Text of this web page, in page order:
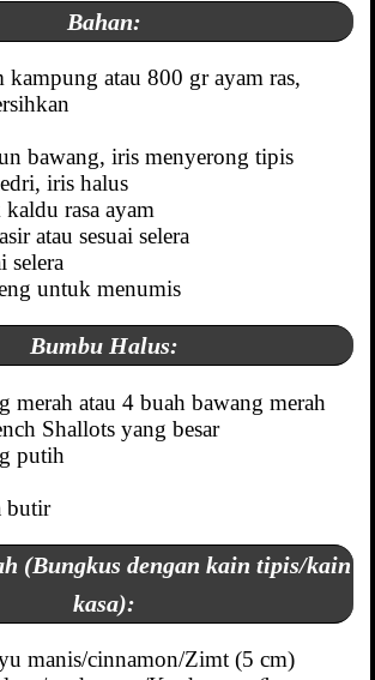
Bahan:
kampung atau 800 gr ayam ras,
bawang, iris menyerong tipis
iris halus
rasa ayam
atau sesuai selera
selera
untuk menumis
Bumbu Halus:
merah atau 4 buah bawang merah
Shallots yang besar
putih
butir
(Bungkus dengan kain tipis/kain
kasa):
manis/cinnamon/Zimt (5 cm)